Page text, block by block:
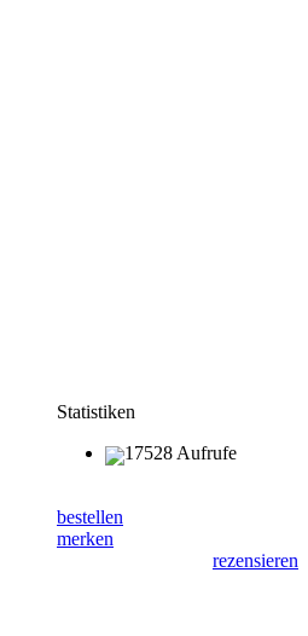
Statistiken
17528 Aufrufe
bestellen
merken
rezensieren